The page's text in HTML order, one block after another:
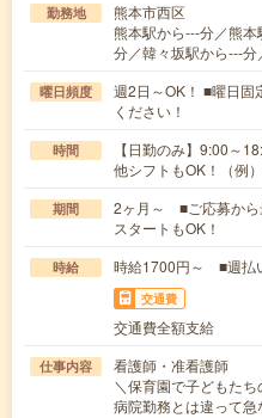
勤務地
熊本市西区
熊本駅から---分／熊
分／韓々坂駅から---
曜日頻度
週2日～OK！ ■曜日固
ください！
時間
【日勤のみ】9:00～
他シフトもOK！（例
期間
2ヶ月～ ■ご応募か
スタートもOK！
時給 時給1700円～ ■週払
交通費
交通費全額支給
仕事内容
看護師・准看護師
＼保育園で子どもた
病院勤務とは違って